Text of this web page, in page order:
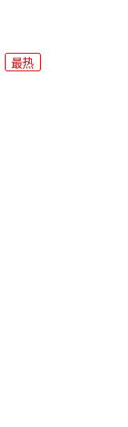
最热